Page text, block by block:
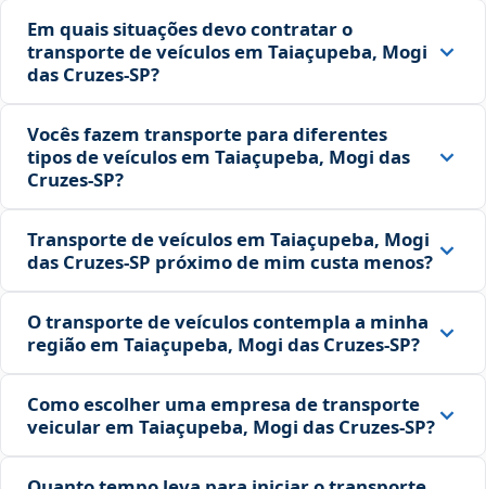
Em quais situações devo contratar o
transporte de veículos em Taiaçupeba, Mogi
das Cruzes‑SP?
Vocês fazem transporte para diferentes
tipos de veículos em Taiaçupeba, Mogi das
Cruzes‑SP?
Transporte de veículos em Taiaçupeba, Mogi
das Cruzes‑SP próximo de mim custa menos?
O transporte de veículos contempla a minha
região em Taiaçupeba, Mogi das Cruzes‑SP?
Como escolher uma empresa de transporte
veicular em Taiaçupeba, Mogi das Cruzes‑SP?